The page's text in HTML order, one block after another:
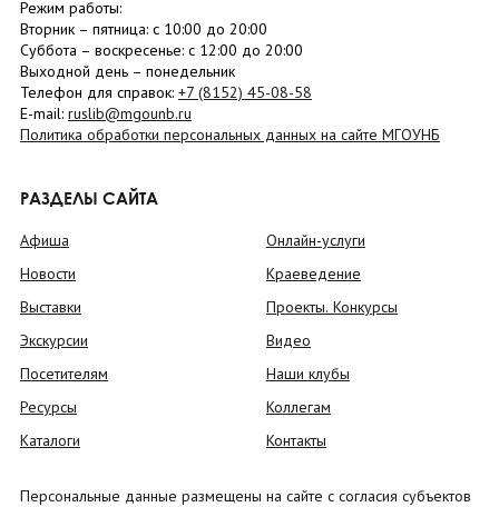
Режим работы:
Вторник – пятница: с 10:00 до 20:00
Суббота – воскресенье: c 12:00 до 20:00
Выходной день – понедельник
Телефон для справок: +7 (8152) 45-08-58
E-mail: ruslib@mgounb.ru
Политика обработки персональных данных на сайте МГОУНБ
РАЗДЕЛЫ САЙТА
Афиша
Новости
Выставки
Экскурсии
Посетителям
Ресурсы
Каталоги
Онлайн-услуги
Краеведение
Проекты. Конкурсы
Видео
Наши клубы
Коллегам
Контакты
Персональные данные размещены на сайте с согласия субъектов